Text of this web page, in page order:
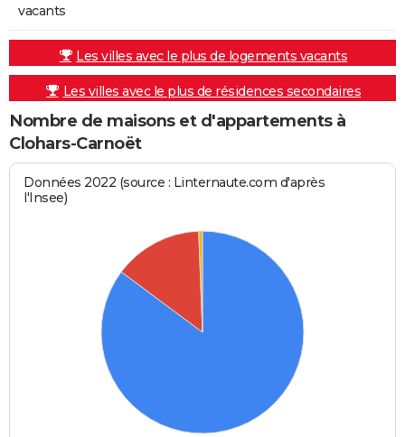
vacants
Les villes avec le plus de logements vacants
Les villes avec le plus de résidences secondaires
Nombre de maisons et d'appartements à
Clohars-Carnoët
Données 2022 (source : Linternaute.com d'après
l'Insee)